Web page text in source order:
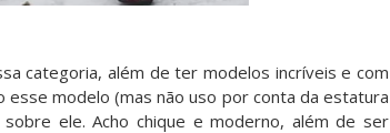
categoria, além de ter modelos incríveis e com
modelo (mas não uso por conta da estatura
ele. Acho chique e moderno, além de ser